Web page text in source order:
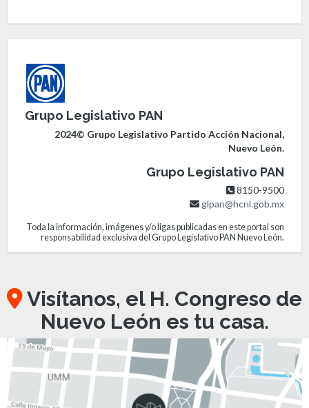
Grupo Legislativo PAN
2024© Grupo Legislativo Partido Acción Nacional,
Nuevo León.
Grupo Legislativo PAN
8150-9500
glpan@hcnl.gob.mx
Toda la información, imágenes y/o ligas publicadas en este portal son
responsabilidad exclusiva del Grupo Legislativo PAN Nuevo León.
Visítanos, el H. Congreso de
Nuevo León es tu casa.